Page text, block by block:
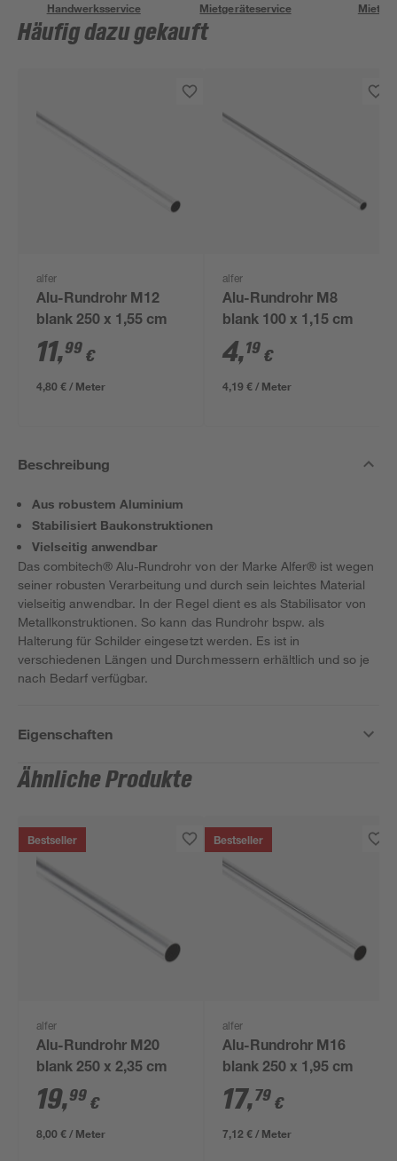
Handwerksservice Mietgeräteservice
Häufig dazu gekauft
alfer
Alu-Rundrohr M12
blank 250 x 1,55 cm
11,99 €
4,80 € / Meter
alfer
Alu-Rundrohr M8
blank 100 x 1,15 cm
4,19 €
4,19 € / Meter
Beschreibung
Aus robustem Aluminium
Stabilisiert Baukonstruktionen
Vielseitig anwendbar
Das combitech® Alu-Rundrohr von der Marke Alfer® ist wegen
seiner robusten Verarbeitung und durch sein leichtes Material
vielseitig anwendbar. In der Regel dient es als Stabilisator von
Metallkonstruktionen. So kann das Rundrohr bspw. als
Halterung für Schilder eingesetzt werden. Es ist in
verschiedenen Längen und Durchmessern erhältlich und so je
nach Bedarf verfügbar.
Eigenschaften
Ähnliche Produkte
Bestseller
alfer
Alu-Rundrohr M20
blank 250 x 2,35 cm
19,99 €
8,00 € / Meter
Bestseller
alfer
Alu-Rundrohr M16
blank 250 x 1,95 cm
17,79 €
7,12 € / Meter